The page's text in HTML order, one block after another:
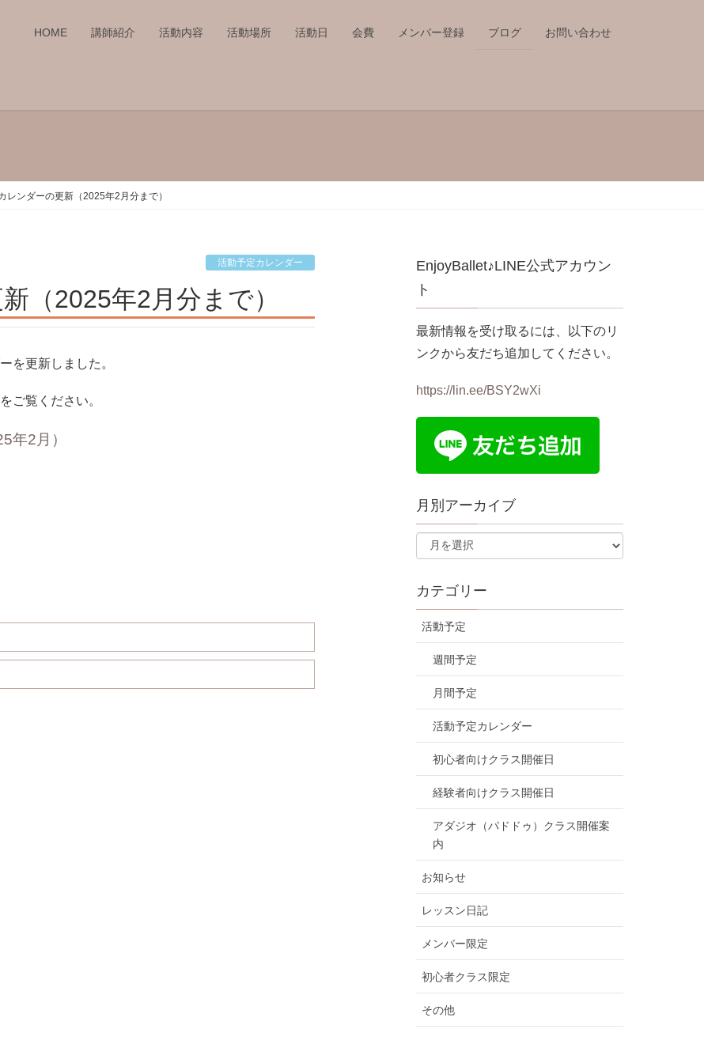
HOME 講師紹介 活動内容 活動場所 活動日 会費 メンバー登録 ブログ お問い合わせ
レンダーの更新（2025年2月分まで）
活動予定カレンダー
（2025年2月分まで）
を更新しました。
ご覧ください。
年2月）
EnjoyBallet♪LINE公式アカウン
ト
最新情報を受け取るには、以下のリ
ンクから友だち追加してください。
https://lin.ee/BSY2wXi
月別アーカイブ
カテゴリー
活動予定
週間予定
月間予定
活動予定カレンダー
初心者向けクラス開催日
経験者向けクラス開催日
アダジオ（パドドゥ）クラス開催案
内
お知らせ
レッスン日記
メンバー限定
初心者クラス限定
その他